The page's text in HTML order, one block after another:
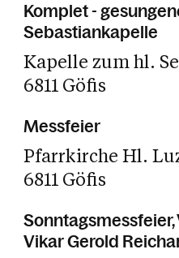
Komplet -
Sebastiankapelle
Kapelle zum hl.
6811 Göfis
Messfeier
Pfarrkirche Hl.
6811 Göfis
Vikar Gerold